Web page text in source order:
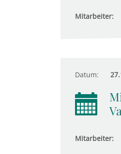
Mitarbeiter:
Datum:
Mitarbeiter: